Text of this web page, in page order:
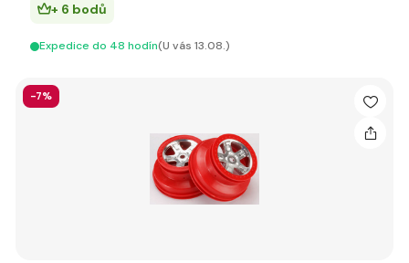
+ 6 bodů
Expedice do 48 hodín(U vás 13.08.)
-7%